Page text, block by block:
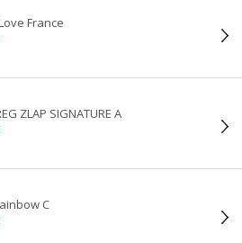
France
ZLAP SIGNATURE A
C